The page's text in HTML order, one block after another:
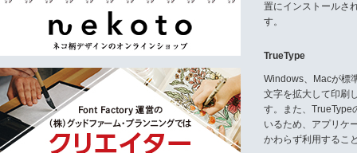
置にインストールさ
す。
TrueType
Windows、Macが標
文字を拡大して印刷
す。また、TrueType
いるため、アプリケ
かわらず利用するこ